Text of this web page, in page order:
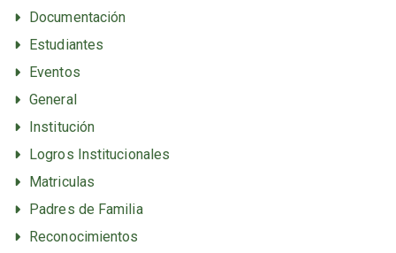
Documentación
Estudiantes
Eventos
General
Institución
Logros Institucionales
Matriculas
Padres de Familia
Reconocimientos